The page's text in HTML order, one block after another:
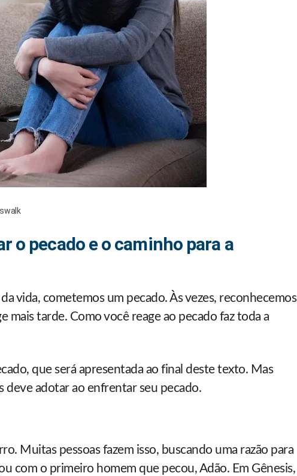
o pecado e o caminho para a
vida, cometemos um pecado. Às vezes, reconhecemos
mais tarde. Como você reage ao pecado faz toda a
que será apresentada ao final deste texto. Mas
deve adotar ao enfrentar seu pecado.
Muitas pessoas fazem isso, buscando uma razão para
com o primeiro homem que pecou, Adão. Em Gênesis,